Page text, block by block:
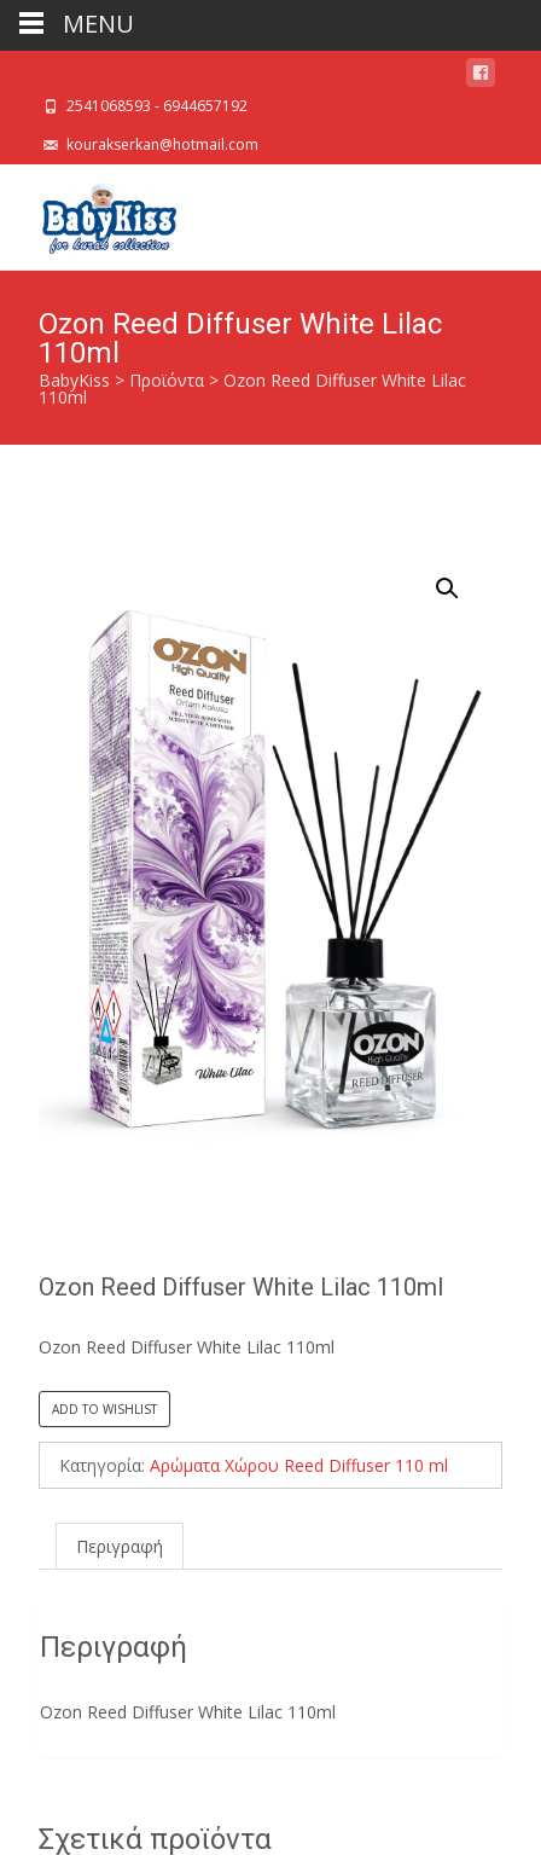
2541068593 - 6944657192
kourakserkan@hotmail.com
Ozon Reed Diffuser White Lilac
110ml
BabyKiss > Προϊόντα > Ozon Reed Diffuser White Lilac
110ml
Ozon Reed Diffuser White Lilac 110ml
Ozon Reed Diffuser White Lilac 110ml
ADD TO WISHLIST
Κατηγορία: Αρώματα Χώρου Reed Diffuser 110 ml
Περιγραφή
Περιγραφή
Ozon Reed Diffuser White Lilac 110ml
Σχετικά προϊόντα
MENU